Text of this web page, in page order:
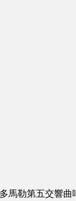
馬勒第五交響